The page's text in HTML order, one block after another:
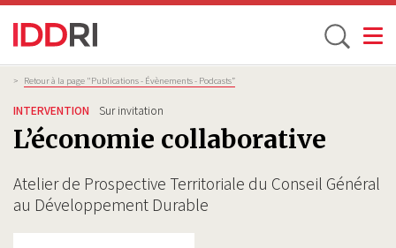
Aller
contenu
principal
Toggle
Fil
d'Ariane
> Retour à la page "Publications - Évènements - Podcasts”
INTERVENTION Sur invitation
L’économie collaborative
Atelier de Prospective Territoriale du Conseil Général
au Développement Durable